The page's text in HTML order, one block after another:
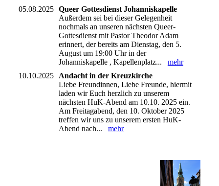
05.08.2025 Queer Gottesdienst Johanniskapelle
Außerdem sei bei dieser Gelegenheit
nochmals an unseren nächsten Queer-
Gottesdienst mit Pastor Theodor Adam
erinnert, der bereits am Dienstag, den 5.
August um 19:00 Uhr in der
Johanniskapelle , Kapellenplatz... mehr
10.10.2025
Andacht in der Kreuzkirche
Liebe Freundinnen, Liebe Freunde, hiermit
laden wir Euch herzlich zu unserem
nächsten HuK-Abend am 10.10. 2025 ein.
Am Freitagabend, den 10. Oktober 2025
treffen wir uns zu unserem ersten HuK-
Abend nach... mehr